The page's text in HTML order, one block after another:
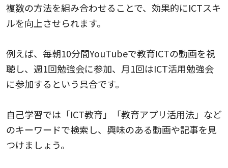
複数の方法を組み合わせることで、効果的にICTスキ
ルを向上させられます。
例えば、毎朝10分間YouTubeで教育ICTの動画を視
聴し、週1回勉強会に参加、月1回はICT活用勉強会
に参加するという具合です。
自己学習では「ICT教育」「教育アプリ活用法」など
のキーワードで検索し、興味のある動画や記事を見
つけましょう。